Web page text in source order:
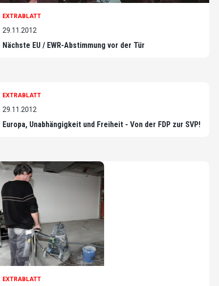
EXTRABLATT
29.11.2012
Nächste EU / EWR-Abstimmung vor der Tür
EXTRABLATT
29.11.2012
Europa, Unabhängigkeit und Freiheit - Von der FDP zur SVP!
EXTRABLATT